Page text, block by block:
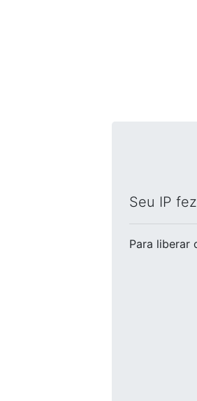
Seu IP
Para liberar